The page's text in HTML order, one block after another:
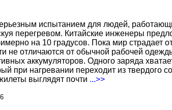
испытанием для людей,
перегревом. Китайские инженеры
на 10 градусов. Пока мир
не отличаются от обычной рабочей
аккумуляторов. Одного заряда
при нагревании переходит из твердого
выглядят почти ...>>